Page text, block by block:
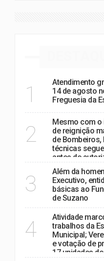
1
Atendimento
14 de agosto
Freguesia da
2
Mesmo com
de reignição
de Bombeiros,
técnicas
antes de
3
Além da
Executivo,
básicas ao
de Suzano
4
Atividade
trabalhos da
Municipal;
e votação de
17 unidades